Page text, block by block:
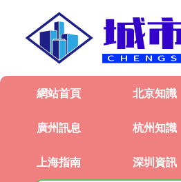
網站首頁 北京知識
廣州訊息 杭州知識
上海指南 深圳資訊